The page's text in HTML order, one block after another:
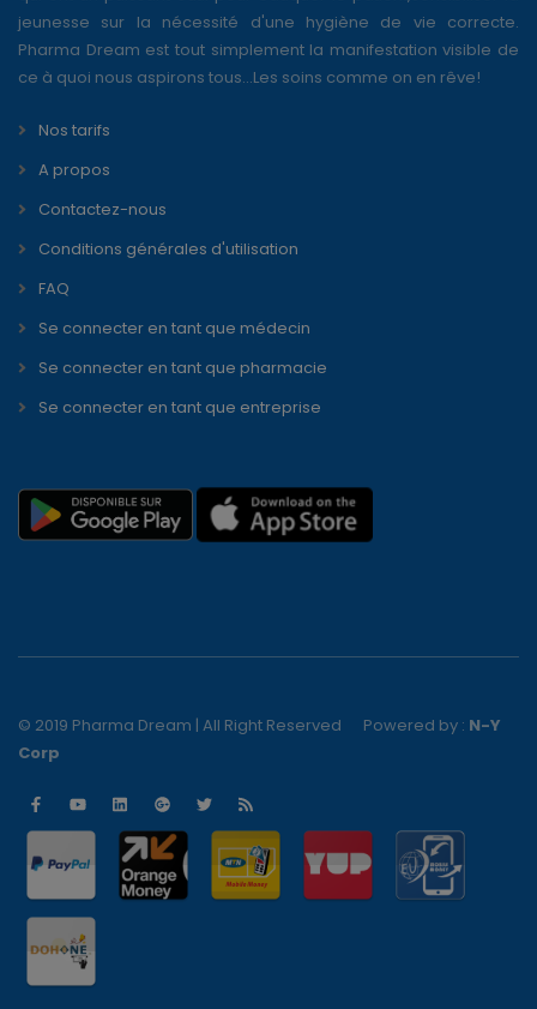
jeunesse sur la nécessité d'une hygiène de vie correcte.
Pharma Dream est tout simplement la manifestation visible de
ce à quoi nous aspirons tous...Les soins comme on en rêve!
Nos tarifs
A propos
Contactez-nous
Conditions générales d'utilisation
FAQ
Se connecter en tant que médecin
Se connecter en tant que pharmacie
Se connecter en tant que entreprise
© 2019 Pharma Dream | All Right Reserved Powered by : N-Y
Corp